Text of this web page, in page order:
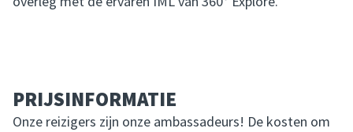
PRIJSINFORMATIE
Onze reizigers zijn onze ambassadeurs! De kosten om